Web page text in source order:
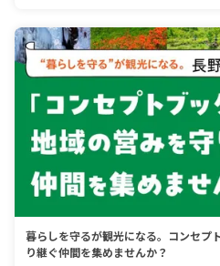
暮らしを守るが観光になる。コンセプ
り継ぐ仲間を集めませんか？